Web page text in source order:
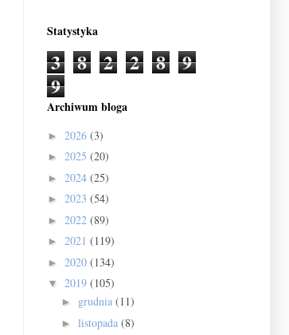
Statystyka
3 8 2 2 8 9
9
Archiwum bloga
► 2026 (3)
► 2025 (20)
► 2024 (25)
► 2023 (54)
► 2022 (89)
► 2021 (119)
► 2020 (134)
▼ 2019 (105)
► grudnia (11)
► listopada (8)